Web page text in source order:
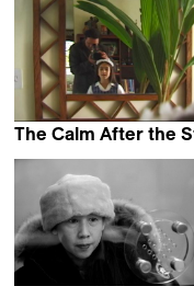
Ben Evans James
The Calm After the